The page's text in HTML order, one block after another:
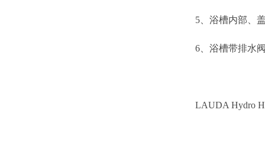
5、浴槽内部、
6、浴槽带排水
LAUDA Hydro